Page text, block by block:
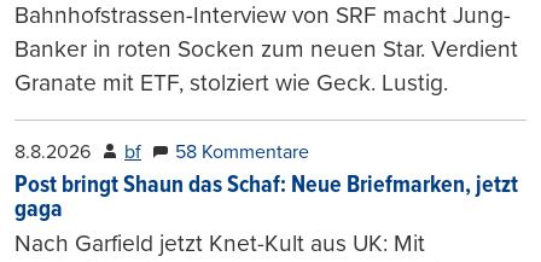
Bahnhofstrassen-Interview von SRF macht Jung-
Banker in roten Socken zum neuen Star. Verdient
Granate mit ETF, stolziert wie Geck. Lustig.
8.8.2026 bf 58 Kommentare
Post bringt Shaun das Schaf: Neue Briefmarken, jetzt
gaga
Nach Garfield jetzt Knet-Kult aus UK: Mit